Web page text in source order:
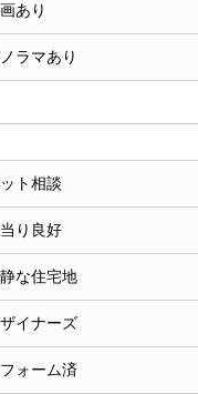
あり
ラマあり
ト相談
り良好
な住宅地
イナーズ
ォーム済